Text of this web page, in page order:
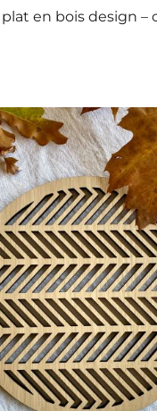
en bois design –